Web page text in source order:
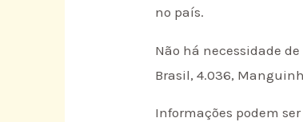
no país.
Não há necessidade
Brasil, 4.036,
Informações podem